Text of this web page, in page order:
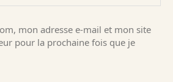
mon adresse e-mail et mon site
pour la prochaine fois que je